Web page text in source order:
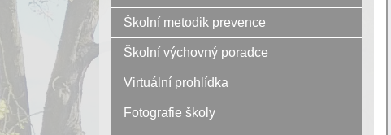
Školní metodik prevence
Školní výchovný poradce
Virtuální prohlídka
Fotografie školy